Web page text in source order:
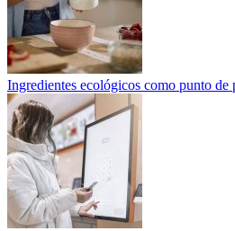
Ingredientes ecológicos como punto de